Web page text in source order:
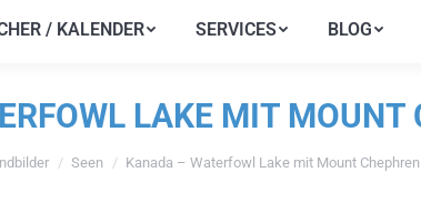
/ KALENDER SERVICES BLOG
LAKE MIT MOUNT
sich hier:Seen Kanada – Waterfowl Lake mit Mount Chephren
/ KALENDER SERVICES BLOG